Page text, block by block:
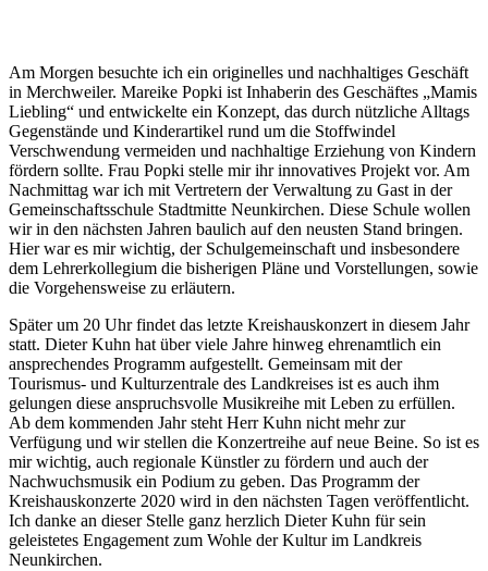
Am Morgen besuchte ich ein originelles und nachhaltiges Geschäft
in Merchweiler. Mareike Popki ist Inhaberin des Geschäftes „Mamis
Liebling“ und entwickelte ein Konzept, das durch nützliche Alltags
Gegenstände und Kinderartikel rund um die Stoffwindel
Verschwendung vermeiden und nachhaltige Erziehung von Kindern
fördern sollte. Frau Popki stelle mir ihr innovatives Projekt vor. Am
Nachmittag war ich mit Vertretern der Verwaltung zu Gast in der
Gemeinschaftsschule Stadtmitte Neunkirchen. Diese Schule wollen
wir in den nächsten Jahren baulich auf den neusten Stand bringen.
Hier war es mir wichtig, der Schulgemeinschaft und insbesondere
dem Lehrerkollegium die bisherigen Pläne und Vorstellungen, sowie
die Vorgehensweise zu erläutern.
Später um 20 Uhr findet das letzte Kreishauskonzert in diesem Jahr
statt. Dieter Kuhn hat über viele Jahre hinweg ehrenamtlich ein
ansprechendes Programm aufgestellt. Gemeinsam mit der
Tourismus- und Kulturzentrale des Landkreises ist es auch ihm
gelungen diese anspruchsvolle Musikreihe mit Leben zu erfüllen.
Ab dem kommenden Jahr steht Herr Kuhn nicht mehr zur
Verfügung und wir stellen die Konzertreihe auf neue Beine. So ist es
mir wichtig, auch regionale Künstler zu fördern und auch der
Nachwuchsmusik ein Podium zu geben. Das Programm der
Kreishauskonzerte 2020 wird in den nächsten Tagen veröffentlicht.
Ich danke an dieser Stelle ganz herzlich Dieter Kuhn für sein
geleistetes Engagement zum Wohle der Kultur im Landkreis
Neunkirchen.